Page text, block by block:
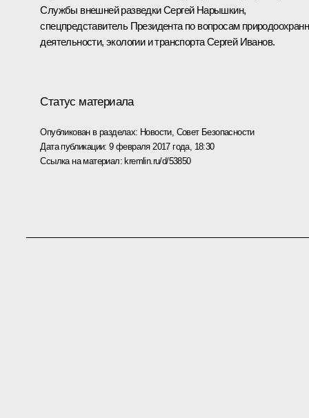
Службы внешней разведкиСергей Нарышкин,
спецпредставитель Президента по вопросам
деятельности, экологии и транспортаСергей Иванов.
Статус материала
Опубликован в разделах: Новости, Совет Безопасности
Дата публикации:9 февраля 2017 года, 18:30
Ссылка на материал: kremlin.ru/d/53850